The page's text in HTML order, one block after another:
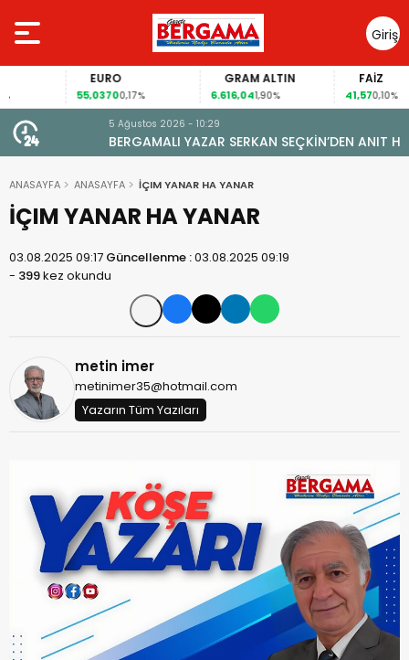
Giriş
Yap
EURO
55,03700,17%
GRAM ALTIN
6.616,041,90%
FAİZ
41,570,10%
5 Ağustos 2026 - 10:29
BERGAMALI YAZAR SERKAN SEÇKİN’DEN ANIT HİTAPLI
KİTAP: “PERGAMON’DAN ARTVİN’E”
ANASAYFA ANASAYFA İÇIM YANAR HA YANAR
İÇIM YANAR HA YANAR
03.08.2025 09:17 Güncellenme :03.08.2025 09:19
- 399kez okundu
metin imer
metinimer35@hotmail.com
Yazarın Tüm Yazıları